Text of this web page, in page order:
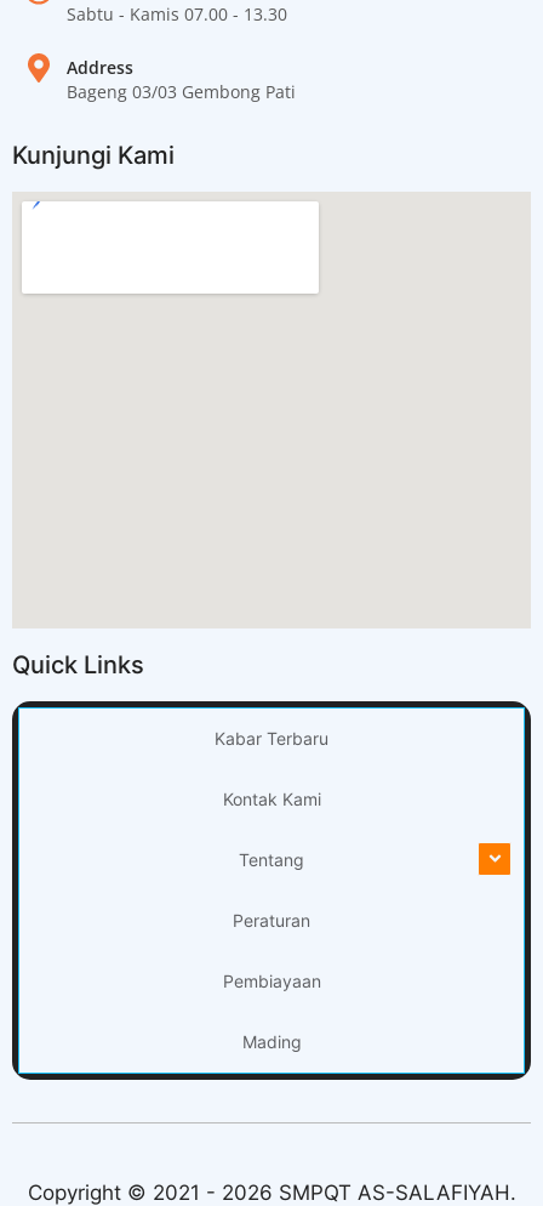
Sabtu - Kamis 07.00 - 13.30
Address
Bageng 03/03 Gembong Pati
Kunjungi Kami
Quick Links
Kabar Terbaru
Kontak Kami
Tentang
Peraturan
Pembiayaan
Mading
Copyright © 2021 - 2026 SMPQT AS-SALAFIYAH.